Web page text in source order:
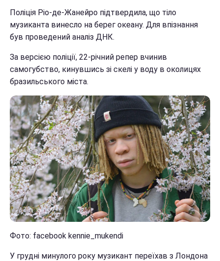
Поліція Ріо-де-Жанейро підтвердила, що тіло
музиканта винесло на берег океану. Для впізнання
був проведений аналіз ДНК.
За версією поліції, 22-річний репер вчинив
самогубство, кинувшись зі скелі у воду в околицях
бразильського міста.
Фото: facebook kennie_mukendi
У грудні минулого року музикант переїхав з Лондона